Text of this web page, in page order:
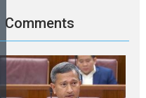
Comments